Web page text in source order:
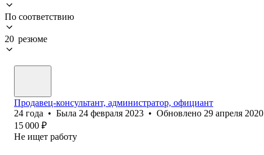
По соответствию
20 резюме
Продавец-консультант, администратор, официант
24 года • Была 24 февраля 2023 • Обновлено 29 апреля 2020
15 000 ₽
Не ищет работу